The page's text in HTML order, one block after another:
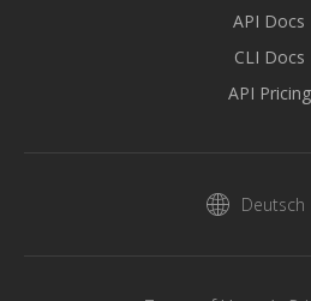
API Docs
CLI Docs
API Pricing
Deutsch